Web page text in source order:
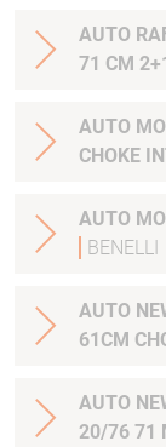
AUTO
71 CM
AUTO
CHOKE
BENELLI
AUTO
61CM
AUTO NEW MONTEFELTRO EVOLUTION
20/76 71